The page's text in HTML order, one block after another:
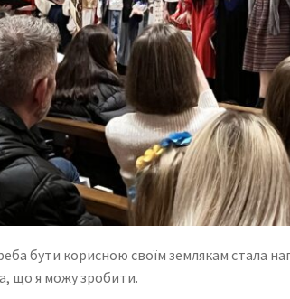
бути корисною своїм землякам стала
що я можу зробити.